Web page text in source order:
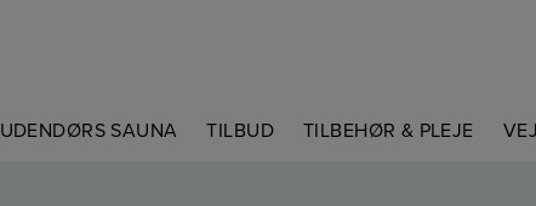
UDENDØRS SAUNA TILBUD TILBEHØR & PLEJE